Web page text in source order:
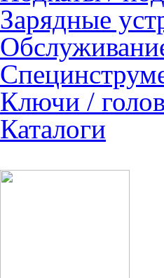
Зарядные
Ключи /
Каталоги